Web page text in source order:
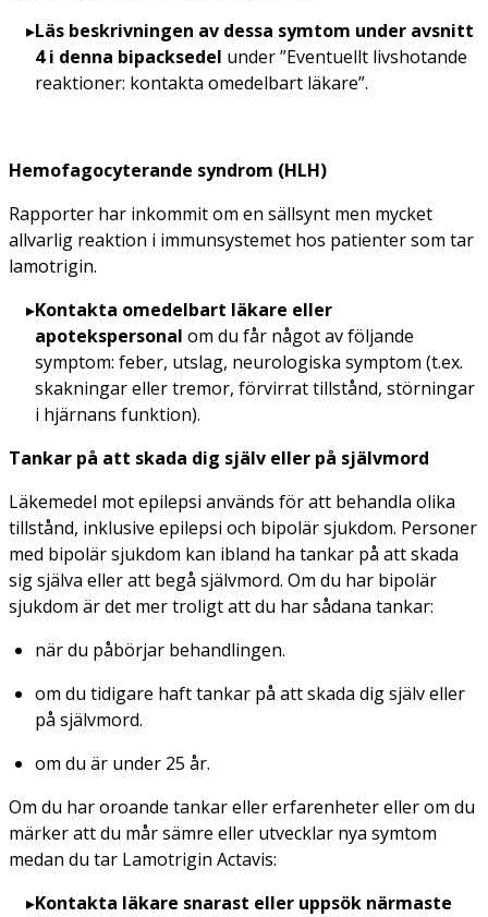
Läs beskrivningen av dessa symtom under avsnitt
4 i denna bipacksedel under”Eventuellt livshotande
reaktioner: kontakta omedelbart läkare”.
Hemofagocyterande syndrom (HLH)
Rapporter har inkommit om en sällsynt men mycket
allvarlig reaktion i immunsystemet hos patienter som tar
lamotrigin.
Kontakta omedelbart läkare eller
apotekspersonal om du får något av följande
symptom: feber, utslag, neurologiska symptom (t.ex.
skakningar eller tremor, förvirrat tillstånd, störningar
i hjärnans funktion).
Tankar på att skada dig själv eller på självmord
Läkemedel mot epilepsi används för att behandla olika
tillstånd, inklusive epilepsi och bipolär sjukdom. Personer
med bipolär sjukdom kan ibland ha tankar på att skada
sig själva eller att begå självmord. Om du har bipolär
sjukdom är det mer troligt att du har sådana tankar:
när du påbörjar behandlingen.
om du tidigare haft tankar på att skada dig själv eller
på självmord.
om du är under 25 år.
Om du har oroande tankar eller erfarenheter eller om du
märker att du mår sämre eller utvecklar nya symtom
medan du tar Lamotrigin Actavis:
Kontakta läkare snarast eller uppsök närmaste